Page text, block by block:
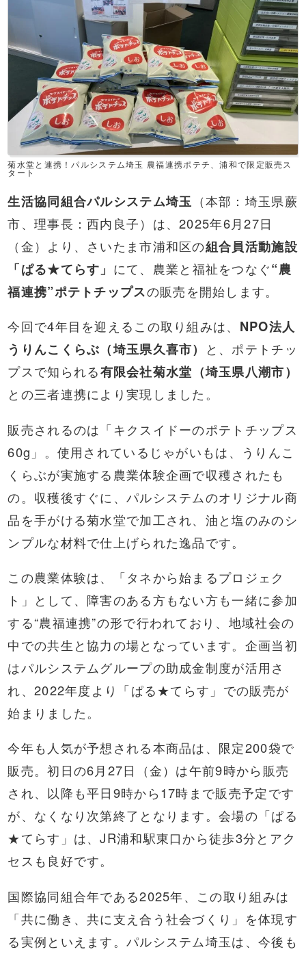
菊水堂と連携！パルシステム埼玉 農福連携ポテチ、浦和で限定販売ス
タート
生活協同組合パルシステム埼玉 （本部：埼玉県蕨
市、理事長：西内良子）は、2025年6月27日
（金）より、さいたま市浦和区の組合員活動施設
「ぱる★てらす」 にて、農業と福祉をつなぐ“農
福連携”ポテトチップスの販売を開始します。
今回で4年目を迎えるこの取り組みは、 NPO法人
うりんこくらぶ（埼玉県久喜市）
と、ポテトチッ
プスで知られる有限会社菊水堂（埼玉県八潮市）
との三者連携により実現しました。
販売されるのは「キクスイドーのポテトチップス
60g」。使用されているじゃがいもは、うりんこ
くらぶが実施する農業体験企画で収穫されたも
の。収穫後すぐに、パルシステムのオリジナル商
品を手がける菊水堂で加工され、油と塩のみのシ
ンプルな材料で仕上げられた逸品です。
この農業体験は、「タネから始まるプロジェク
ト」として、障害のある方もない方も一緒に参加
する“農福連携”の形で行われており、地域社会の
中での共生と協力の場となっています。企画当初
はパルシステムグループの助成金制度が活用さ
れ、2022年度より「ぱる★てらす」での販売が
始まりました。
今年も人気が予想される本商品は、限定200袋で
販売。初日の6月27日（金）は午前9時から販売
され、以降も平日9時から17時まで販売予定です
が、なくなり次第終了となります。会場の「ぱる
★てらす」は、JR浦和駅東口から徒歩3分とアク
セスも良好です。
国際協同組合年である2025年、この取り組みは
「共に働き、共に支え合う社会づくり」を体現す
る実例といえます。パルシステム埼玉は、今後も